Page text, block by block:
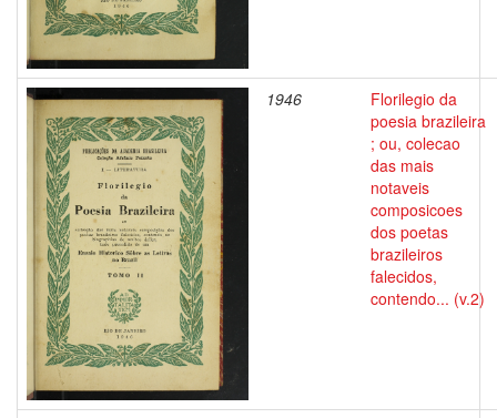
1946
Florilegio da
poesia brazileira
; ou, colecao
das mais
notaveis
composicoes
dos poetas
brazileiros
falecidos,
contendo... (v.2)